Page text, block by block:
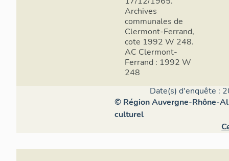
Archives
communales de
Clermont-Ferrand,
cote 1992 W 248.
AC Clermont-
Ferrand : 1992 W
248
Date(s) d'enquête :
© Région Auvergne-Rhône-
culturel